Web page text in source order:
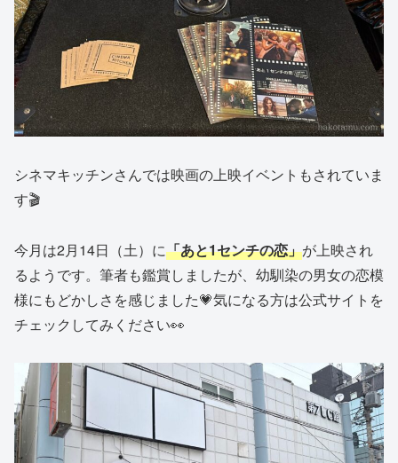
シネマキッチンさんでは映画の上映イベントもされていま
す🎬
今月は2月14日（土）に「あと1センチの恋」が上映され
るようです。筆者も鑑賞しましたが、幼馴染の男女の恋模
様にもどかしさを感じました💗気になる方は公式サイトを
チェックしてみください👀